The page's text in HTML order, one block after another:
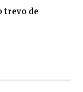
trevo de